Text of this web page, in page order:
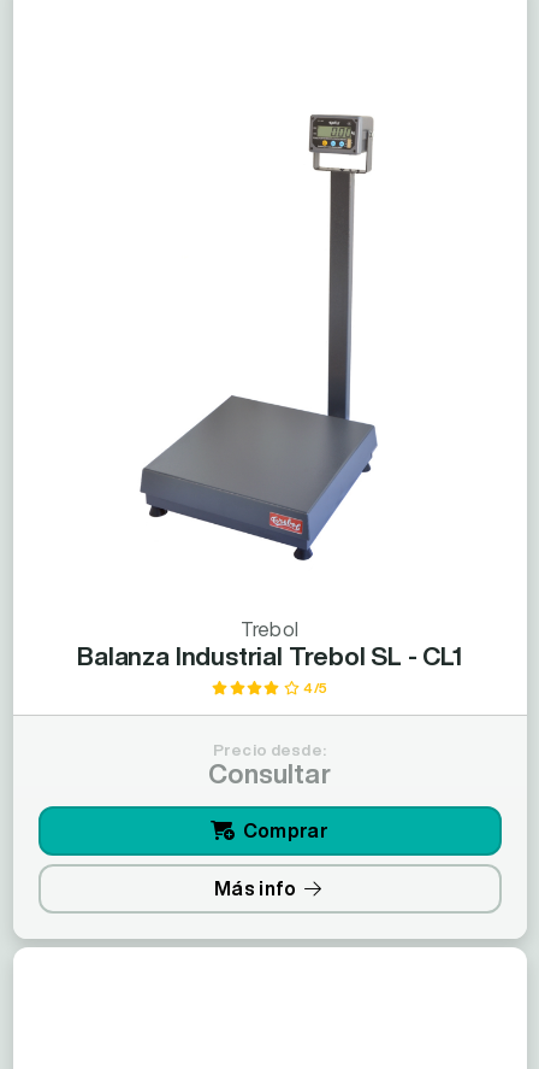
Trebol
Balanza Industrial Trebol SL - CL1
4/5
Precio desde:
Consultar
Comprar
Más info